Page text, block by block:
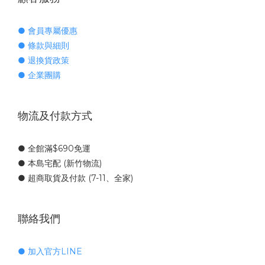
● 會員專屬優惠
● 條款與細則
● 退換貨政策
● 企業團購
物流及付款方式
● 全館滿$690免運
● 本島宅配 (新竹物流)
● 超商取貨及付款 (7-11、全家)
聯絡我們
● 加入官方LINE